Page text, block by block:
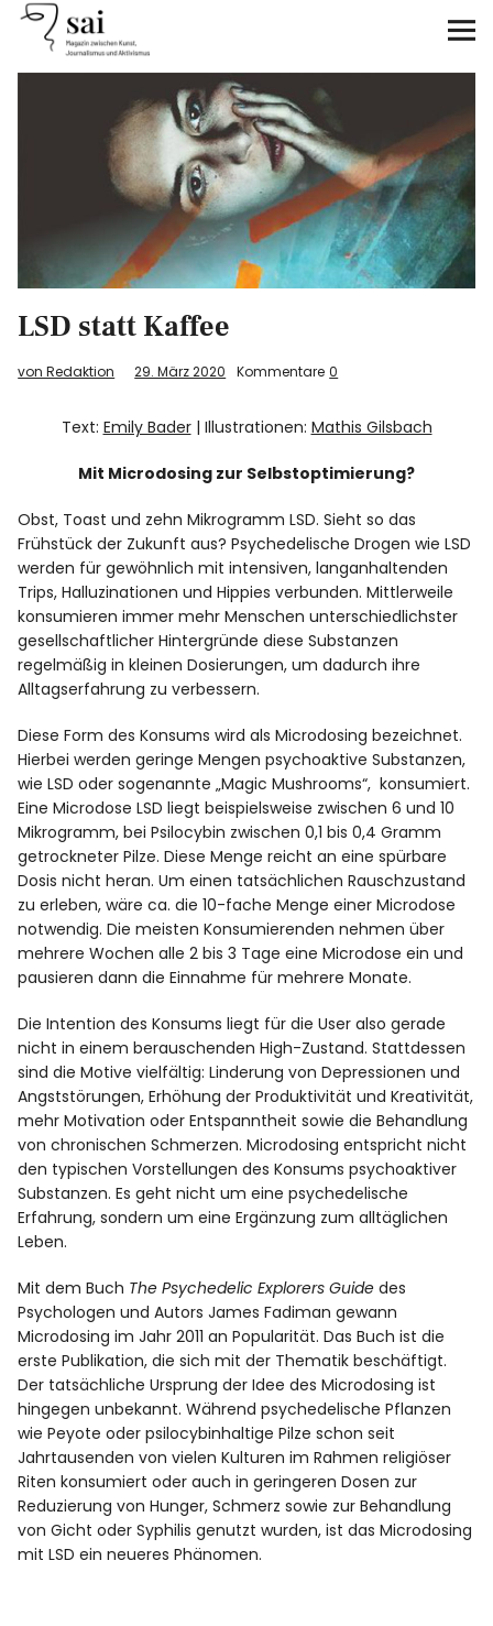
sai
Klimagerechtigkeit
Antirassismus
Feminismen
Kunst&Literatur
FacebookInstagram
Info
LSD statt Kaffee
von Redaktion 29. März 2020 Kommentare 0
Text: Emily Bader| Illustrationen: Mathis Gilsbach
Mit Microdosing zur Selbstoptimierung?
Obst, Toast und zehn Mikrogramm LSD. Sieht so das
Frühstück der Zukunft aus? Psychedelische Drogen wie LSD
werden für gewöhnlich mit intensiven, langanhaltenden
Trips, Halluzinationen und Hippies verbunden. Mittlerweile
konsumieren immer mehr Menschen unterschiedlichster
gesellschaftlicher Hintergründe diese Substanzen
regelmäßig in kleinen Dosierungen, um dadurch ihre
Alltagserfahrung zu verbessern.
Diese Form des Konsums wird als Microdosing bezeichnet.
Hierbei werden geringe Mengen psychoaktive Substanzen,
wie LSD oder sogenannte „Magic Mushrooms“, konsumiert.
Eine Microdose LSD liegt beispielsweise zwischen 6 und 10
Mikrogramm, bei Psilocybin zwischen 0,1 bis 0,4 Gramm
getrockneter Pilze. Diese Menge reicht an eine spürbare
Dosis nicht heran. Um einen tatsächlichen Rauschzustand
zu erleben, wäre ca. die 10-fache Menge einer Microdose
notwendig. Die meisten Konsumierenden nehmen über
mehrere Wochen alle 2 bis 3 Tage eine Microdose ein und
pausieren dann die Einnahme für mehrere Monate.
Die Intention des Konsums liegt für die User also gerade
nicht in einem berauschenden High-Zustand. Stattdessen
sind die Motive vielfältig: Linderung von Depressionen und
Angststörungen, Erhöhung der Produktivität und Kreativität,
mehr Motivation oder Entspanntheit sowie die Behandlung
von chronischen Schmerzen. Microdosing entspricht nicht
den typischen Vorstellungen des Konsums psychoaktiver
Substanzen. Es geht nicht um eine psychedelische
Erfahrung, sondern um eine Ergänzung zum alltäglichen
Leben.
Mit dem Buch The Psychedelic Explorers Guide des
Psychologen und Autors James Fadiman gewann
Microdosing im Jahr 2011 an Popularität. Das Buch ist die
erste Publikation, die sich mit der Thematik beschäftigt.
Der tatsächliche Ursprung der Idee des Microdosing ist
hingegen unbekannt. Während psychedelische Pflanzen
wie Peyote oder psilocybinhaltige Pilze schon seit
Jahrtausenden von vielen Kulturen im Rahmen religiöser
Riten konsumiert oder auch in geringeren Dosen zur
Reduzierung von Hunger, Schmerz sowie zur Behandlung
von Gicht oder Syphilis genutzt wurden, ist das Microdosing
mit LSD ein neueres Phänomen.